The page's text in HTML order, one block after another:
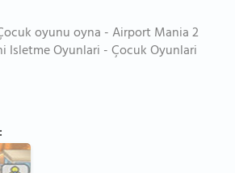
oyunu oyna - Airport Mania 2
Isletme Oyunlari - Çocuk Oyunlari